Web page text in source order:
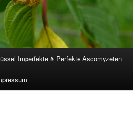
Imperfekte & Perfekte Ascomyzeten